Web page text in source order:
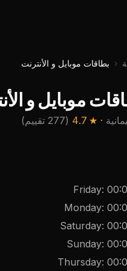
‹ بطاقات موبايل و الأنترنت
موبايل و
· ★
4.7
(277 تقييم )
Friday:
Monday:
Saturday:
Sunday:
Thursday: